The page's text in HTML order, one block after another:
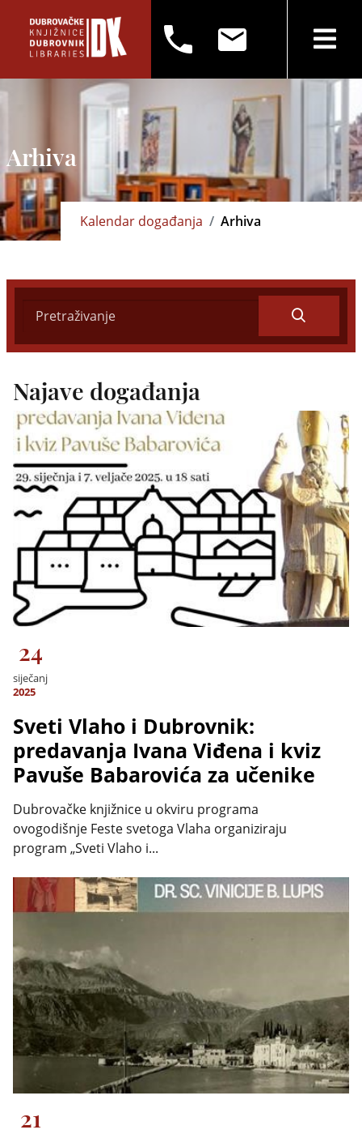
Arhiva
Kalendar događanja Arhiva
Najave događanja
24
siječanj
2025
Sveti Vlaho i Dubrovnik:
predavanja Ivana Viđena i kviz
Pavuše Babarovića za učenike
Dubrovačke knjižnice u okviru programa
ovogodišnje Feste svetoga Vlaha organiziraju
program „Sveti Vlaho i...
21